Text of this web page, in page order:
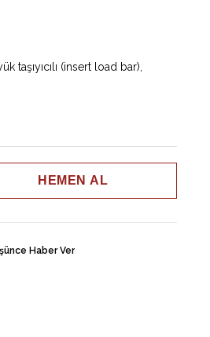
(insert load bar),
Haber Ver